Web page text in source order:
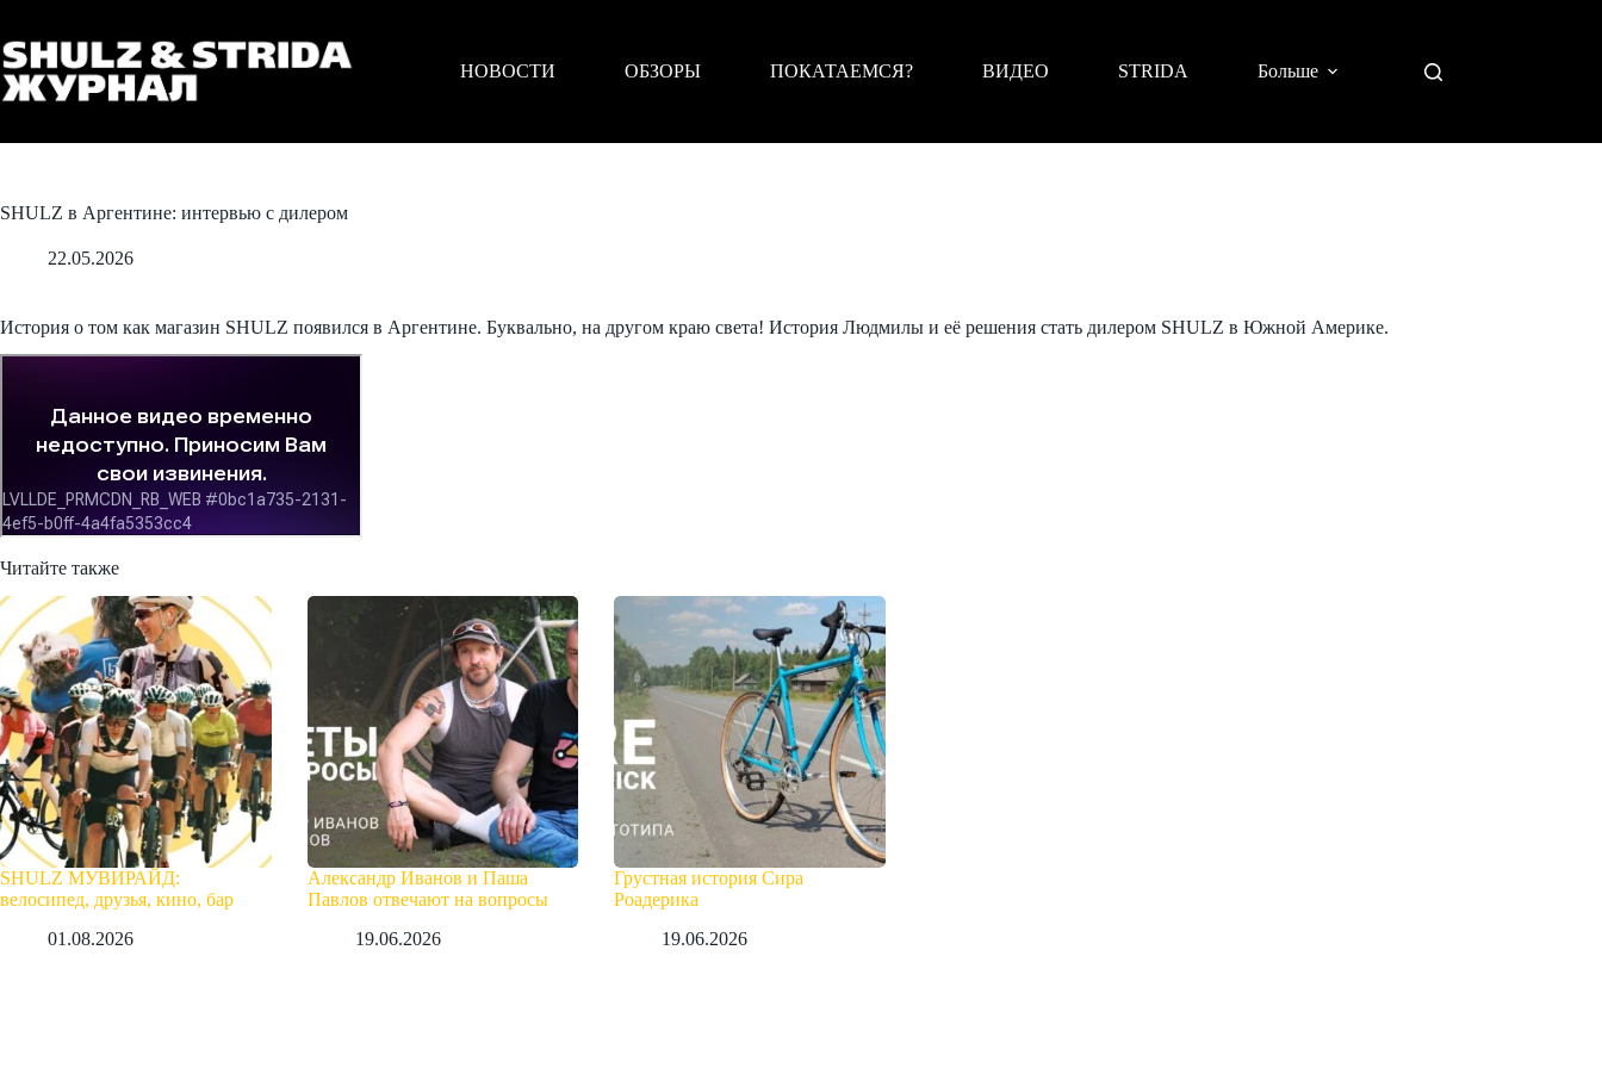
сути
НОВОСТИ
ОБЗОРЫ ПОКАТАЕМСЯ? ВИДЕО STRIDA Больше
SHULZ в Аргентине: интервью с дилером
22.05.2026
История о том как магазин SHULZ появился в Аргентине. Буквально, на другом краю света! История Людмилы и её решения стать дилером SHULZ в Южной Америке.
Читайте также
SHULZ МУВИРАЙД:
велосипед, друзья, кино, бар
01.08.2026
Александр Иванов и Паша
Павлов отвечают на вопросы
19.06.2026
Грустная история Сира
Роадерика
19.06.2026